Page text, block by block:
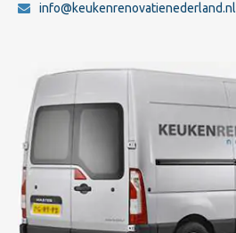
info@keukenrenovatienederland.nl